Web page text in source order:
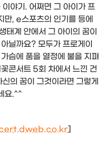
야기. 어쩌면 그 아이가 프
만, e스포츠의 인기를 등에
태계 안에서 그 아이의 꿈이
닐까요? 모두가 프로게이
슴에 품을 열정에 불을 지펴
콘서트 5회 차에서 느낀 건
의 꿈이 그것이라면 그렇게
요.^^
]